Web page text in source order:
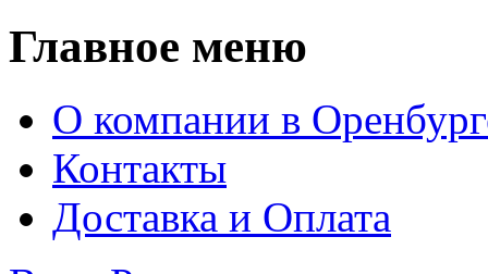
Главное меню
О компании в
Контакты
Доставка и Оплата